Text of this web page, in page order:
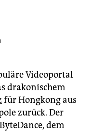
Videoportal
drakonischem
für Hongkong aus
zurück. Der
dem